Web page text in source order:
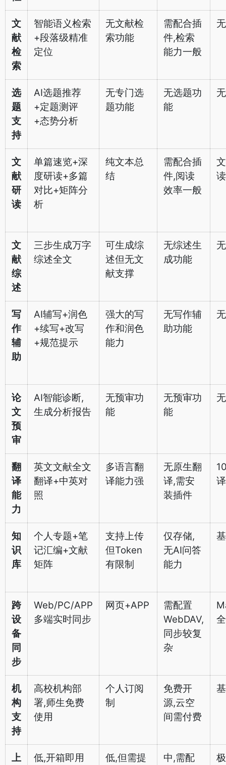
文
献
检
索
智能语义检索
+段落级精准
定位
无文献检
索功能
需配合插
件,检索
能力一般
选
题
支
持
AI选题推荐
+定题测评
+态势分析
无专门选
题功能
无选题功
能
文
献
研
读
单篇速览+深
度研读+多篇
对比+矩阵分
析
纯文本总
结
需配合插
件,阅读
效率一般
文
献
综
述
三步生成万字
综述全文
可生成综
述但无文
献支撑
无综述生
成功能
写
作
辅
助
AI辅写+润色
+续写+改写
+规范提示
强大的写
作和润色
能力
无写作辅
助功能
论
文
预
审
AI智能诊断,
生成分析报告
无预审功
能
无预审功
能
翻
译
能
力
英文文献全文
翻译+中英对
照
多语言翻
译能力强
无原生翻
译,需安
装插件
译
知
识
库
个人专题+笔
记汇编+文献
矩阵
支持上传
但Token
有限制
仅存储,
无AI问答
能力
跨
设
备
同
步
Web/PC/APP
多端实时同步
网页+APP
需配置
WebDAV,
同步较复
杂
机
构
支
持
高校机构部
署,师生免费
使用
个人订阅
制
免费开
源,云空
间需付费
上
低,开箱即用
低,但需提
中,需配